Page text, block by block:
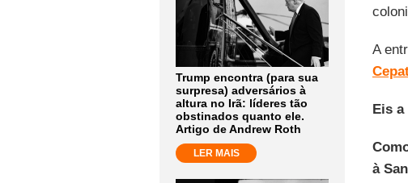
Trump encontra (para sua
surpresa) adversários à
altura no Irã: líderes tão
obstinados quanto ele.
Artigo de Andrew Roth
LER MAIS
A
Eis
à